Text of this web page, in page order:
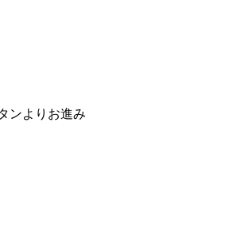
ンよりお進み